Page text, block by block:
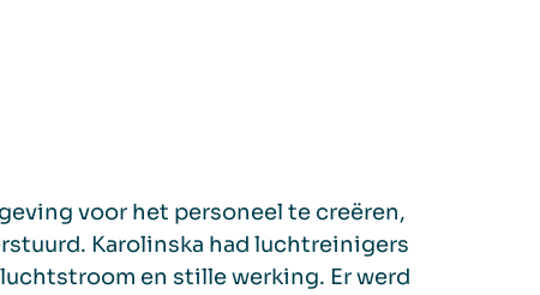
voor het personeel te creëren,
Karolinska had luchtreinigers
en stille werking. Er werd